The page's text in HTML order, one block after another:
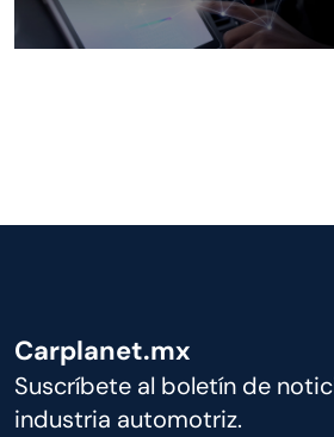
Carplanet.mx
Suscríbete al boletín de
industria automotriz.